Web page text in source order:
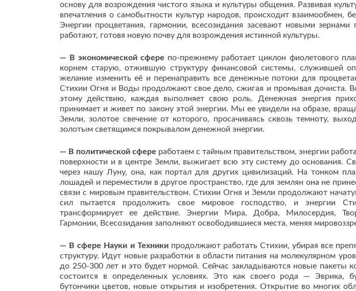
основу для возрождения чистого языка и культуры общения. Развивая
впечатления о самобытности культур народов, происходит взаимообмен,
Энергии процветания, гармонии, всесозидания засевают новыми зернами
работают, готовя новую почву для возрождения истинной культуры.
— В экономической сфере по-прежнему работает циклон фиолетового
корнем старую, отжившую структуру финансовой системы, служившей
желание изменить её и перенаправить все денежные потоки для
Стихии Огня и Воды продолжают свое дело, сжигая и промывая дочиста.
этому действию, каждая выполняет свою роль. Денежная энергия
принимает и живет по закону этой энергии. Мы ее увидели на образе,
Земли, золотое свечение от которого, просачиваясь сквозь темноту,
золотым светящимся покрывалом денежной энергии.
— В политической сфере работаем с тайным правительством, энергии
поверхности и в центре Земли, выжигает всю эту систему до основания.
через нашу Луну, она, как портал для других цивилизаций. На тонком
лошадей и переместили в другое пространство, где для землян она не
связи с мировым правительством. Стихии Огня и Земли продолжают
сил пытается продолжить свое мировое господство, и энергии
трансформирует ее действие. Энергии Мира, Добра, Милосердия,
Гармонии, Всесозидания заполняют освободившиеся места, меняя
— В сфере Науки и Техникипродолжают работать Стихии, убирая все
структуру. Идут новые разработки в области питания на молекулярном
до 250-300 лет и это будет нормой. Сейчас закладываются новые пакеты
состоится в определенных условиях. Это как своего рода — Эврика,
бутончики цветов, новые открытия и изобретения. Открытие во многих